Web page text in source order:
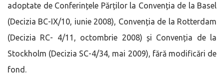
adoptate de Conferințele Părților la Convenția de la Basel
(Decizia BC-IX/10, iunie 2008), Convenția de la Rotterdam
(Decizia RC- 4/11, octombrie 2008) și Convenția de la
Stockholm (Decizia SC-4/34, mai 2009), fără modificări de
fond.